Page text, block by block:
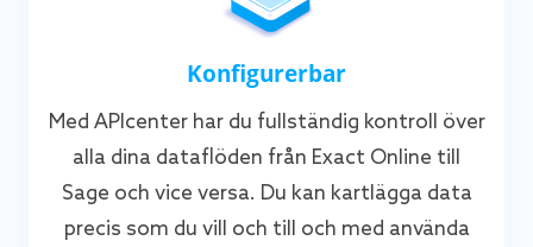
Konfigurerbar
Med APIcenter har du fullständig kontroll över
alla dina dataflöden från Exact Online till
Sage och vice versa. Du kan kartlägga data
precis som du vill och till och med använda